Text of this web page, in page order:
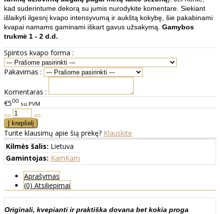
kad suderintume dekorą su jumis nurodykite komentare. Siekiant
išlaikyti ilgesnį kvapo intensyvumą ir aukštą kokybę, šie pakabinami
kvapai namams gaminami iškart gavus užsakymą. Gamybos
trukmė 1 - 2 d.d.
Spintos kvapo forma :
Pakavimas :
Komentaras :
€500 su PVM
Turite klausimų apie šią prekę? Klauskite
Kilmės šalis: Lietuva
Gamintojas: KamKam
Aprašymas
(0) Atsiliepimai
Originali, kvepianti ir praktiška dovana bet kokia proga